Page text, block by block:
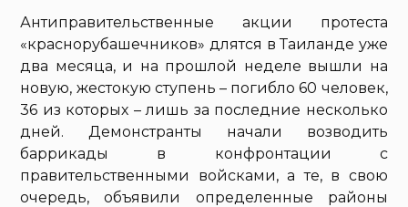
Антиправительственные акции протеста
«краснорубашечников» длятся в Таиланде уже
два месяца, и на прошлой неделе вышли на
новую, жестокую ступень – погибло 60 человек,
36 из которых – лишь за последние несколько
дней. Демонстранты начали возводить
баррикады в конфронтации с
правительственными войсками, а те, в свою
очередь, объявили определенные районы